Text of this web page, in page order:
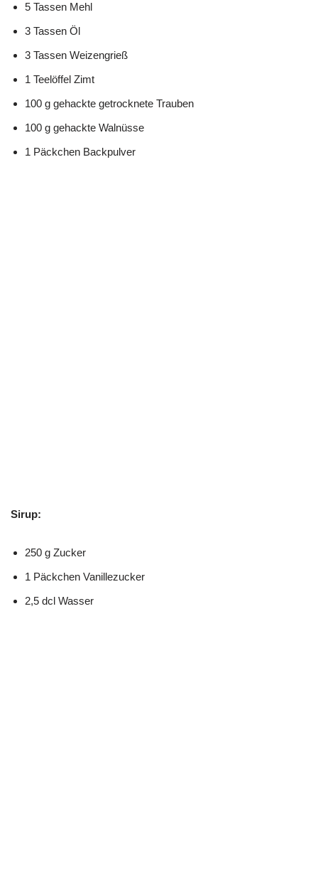
5 Tassen Mehl
3 Tassen Öl
3 Tassen Weizengrieß
1 Teelöffel Zimt
100 g gehackte getrocknete Trauben
100 g gehackte Walnüsse
1 Päckchen Backpulver
Sirup:
250 g Zucker
1 Päckchen Vanillezucker
2,5 dcl Wasser